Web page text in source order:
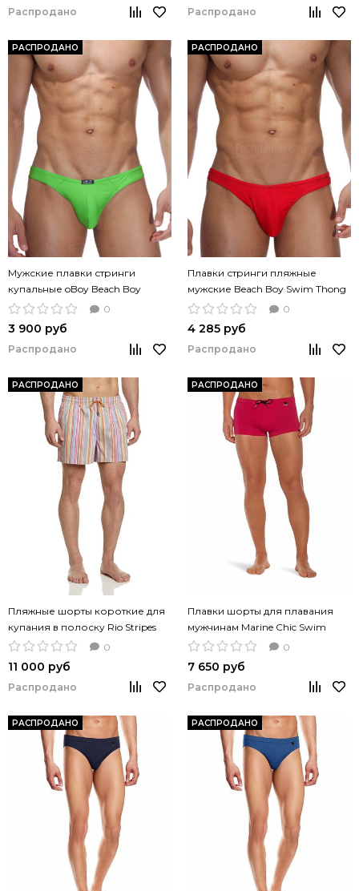
Распродано Распродано
РАСПРОДАНО
Мужские плавки стринги
купальные oBoy Beach Boy
зеленые
0
3 900 руб
Распродано
РАСПРОДАНО
Плавки стринги пляжные
мужские Beach Boy Swim Thong
красный цвет
0
4 285 руб
Распродано
РАСПРОДАНО
Пляжные шорты короткие для
купания в полоску Rio Stripes
Beach Shorts
0
11 000 руб
Распродано
РАСПРОДАНО
Плавки шорты для плавания
мужчинам Marine Chic Swim
Boxer малиново-красный цвет
0
7 650 руб
Распродано
РАСПРОДАНО РАСПРОДАНО